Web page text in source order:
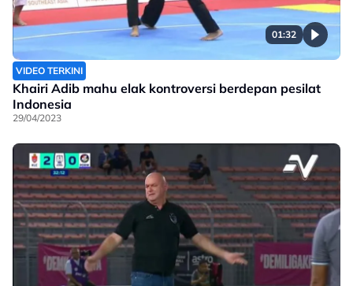
01:32
VIDEO TERKINI
Khairi Adib mahu elak kontroversi berdepan pesilat
Indonesia
29/04/2023